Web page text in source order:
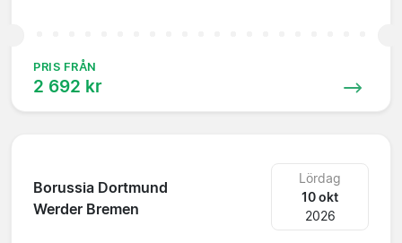
PRIS FRÅN
2 692 kr
Borussia Dortmund
Werder Bremen
Lördag
10 okt
2026